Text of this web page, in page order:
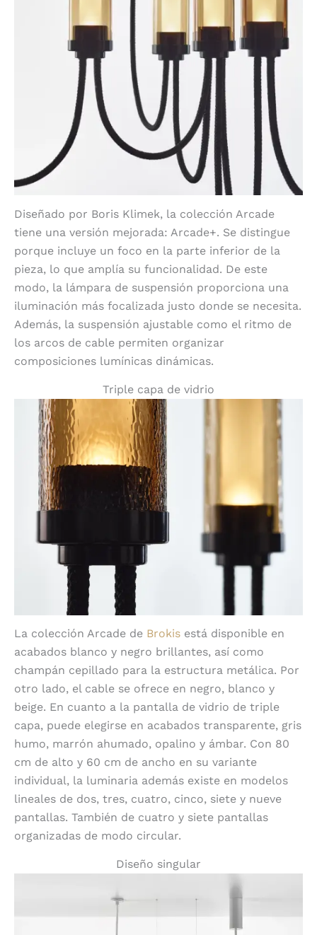
Diseñado por Boris Klimek, la colección Arcade
tiene una versión mejorada: Arcade+. Se distingue
porque incluye un foco en la parte inferior de la
pieza, lo que amplía su funcionalidad. De este
modo, la lámpara de suspensión proporciona una
iluminación más focalizada justo donde se necesita.
Además, la suspensión ajustable como el ritmo de
los arcos de cable permiten organizar
composiciones lumínicas dinámicas.
Triple capa de vidrio
La colección Arcade de Brokis está disponible en
acabados blanco y negro brillantes, así como
champán cepillado para la estructura metálica. Por
otro lado, el cable se ofrece en negro, blanco y
beige. En cuanto a la pantalla de vidrio de triple
capa, puede elegirse en acabados transparente, gris
humo, marrón ahumado, opalino y ámbar. Con 80
cm de alto y 60 cm de ancho en su variante
individual, la luminaria además existe en modelos
lineales de dos, tres, cuatro, cinco, siete y nueve
pantallas. También de cuatro y siete pantallas
organizadas de modo circular.
Diseño singular